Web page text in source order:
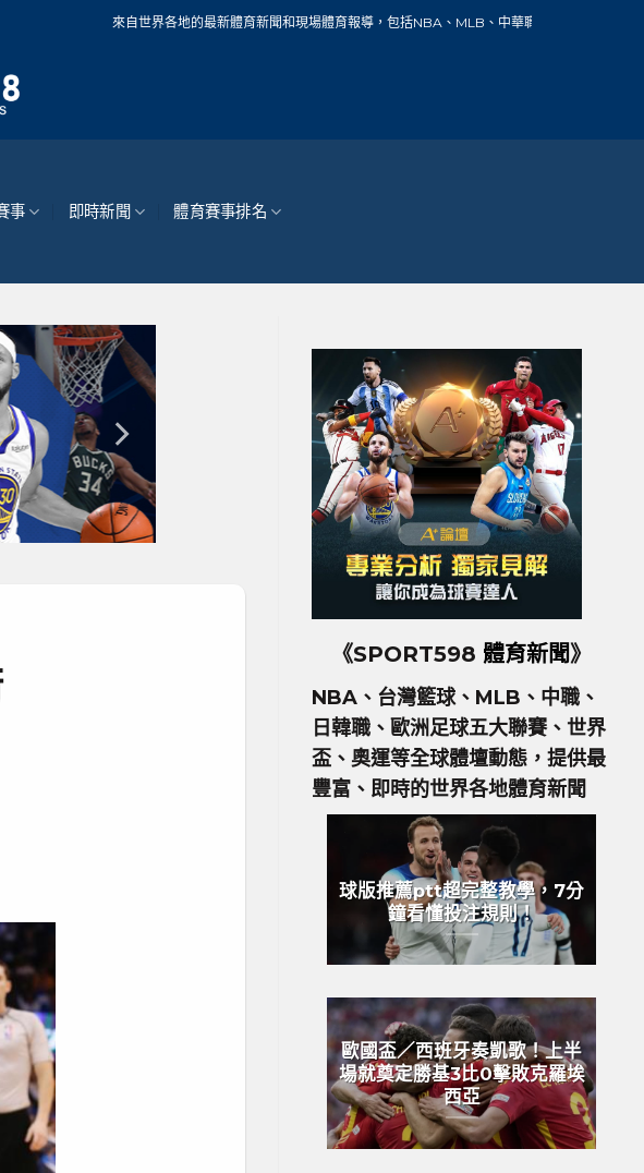
來自世界各地的最新體育新聞和現場體育報導，包括NBA、MLB、中華職棒、籃球、網球、足球、賽車、
事 即時新聞 體育賽事排名
《SPORT598 體育新聞》
NBA、台灣籃球、MLB、中職、
日韓職、歐洲足球五大聯賽、世界
盃、奧運等全球體壇動態，提供最
豐富、即時的世界各地體育新聞
球版推薦ptt超完整教學，7分
鐘看懂投注規則！
歐國盃／西班牙奏凱歌！上半
場就奠定勝基3比0擊敗克羅埃
西亞